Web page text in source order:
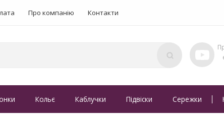
Про компанію Контакти
Кольє Каблучки Підвіски Сережки